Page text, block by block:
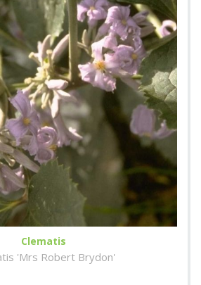
Clematis
'Mrs Robert Brydon'